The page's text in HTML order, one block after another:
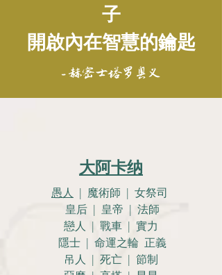
子
開啟內在智慧的鑰匙
- 赫密士塔罗奥义
大阿卡纳
愚人 | 魔術師 | 女祭司
皇后 | 皇帝 | 法師
戀人 | 戰車 | 實力
隱士 | 命運之輪 正義
吊人 | 死亡 | 節制